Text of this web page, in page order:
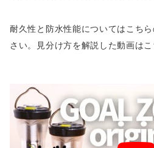
耐久性と防水性能についてはこち
さい。見分け方を解説した動画はこ